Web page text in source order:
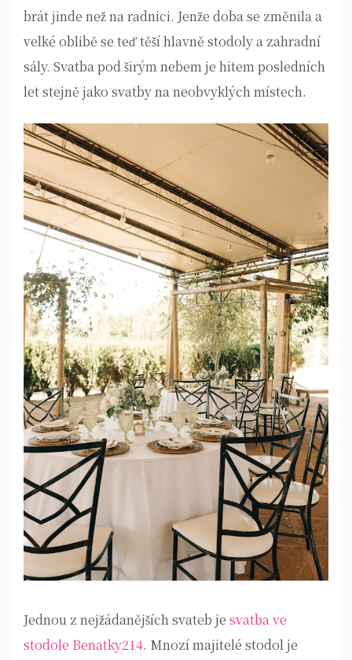
brát jinde než na radnici. Jenže doba se změnila a
velké oblibě se teď těší hlavně stodoly a zahradní
sály. Svatba pod širým nebem je hitem posledních
let stejně jako svatby na neobvyklých místech.
Jednou z nejžádanějších svateb je svatba ve
stodole Benatky214. Mnozí majitelé stodol je